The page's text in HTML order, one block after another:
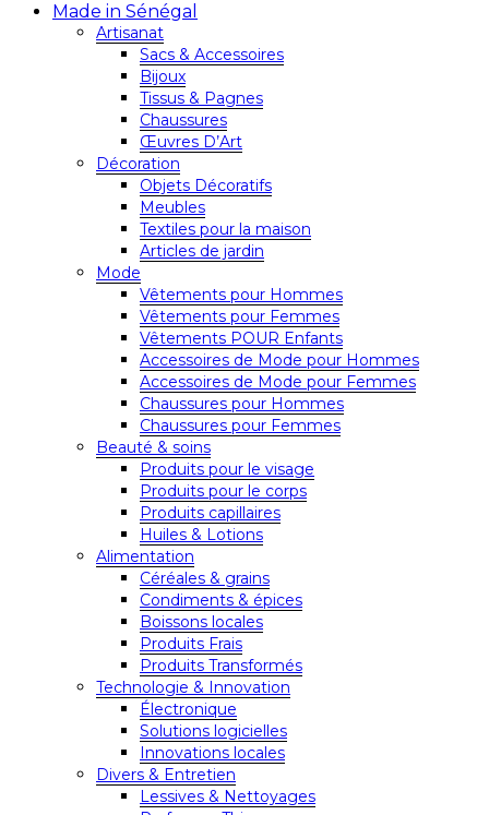
Made in Sénégal
Artisanat
Sacs & Accessoires
Bijoux
Tissus & Pagnes
Chaussures
Œuvres D’Art
Décoration
Objets Décoratifs
Meubles
Textiles pour la maison
Articles de jardin
Mode
Vêtements pour Hommes
Vêtements pour Femmes
Vêtements POUR Enfants
Accessoires de Mode pour Hommes
Accessoires de Mode pour Femmes
Chaussures pour Hommes
Chaussures pour Femmes
Beauté & soins
Produits pour le visage
Produits pour le corps
Produits capillaires
Huiles & Lotions
Alimentation
Céréales & grains
Condiments & épices
Boissons locales
Produits Frais
Produits Transformés
Technologie & Innovation
Électronique
Solutions logicielles
Innovations locales
Divers & Entretien
Lessives & Nettoyages